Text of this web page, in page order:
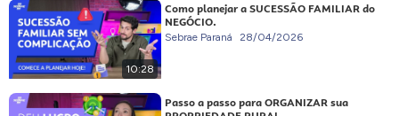
10:28
Como planejar a SUCESSÃO FAMILIAR do
NEGÓCIO.
Sebrae Paraná 28/04/2026
Passo a passo para ORGANIZAR sua